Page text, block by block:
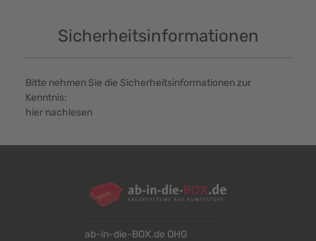
Sicherheitsinformationen
Bitte nehmen Sie die Sicherheitsinformationen zur
Kenntnis:
hier nachlesen
ab-in-die-BOX.de OHG